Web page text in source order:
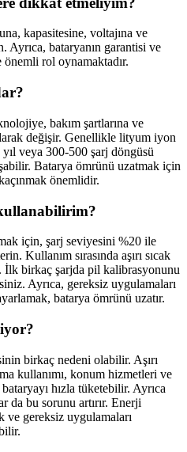
kapasitesine, voltajına ve
bataryanın garantisi ve
önemli rol oynamaktadır.
bakım şartlarına ve
değişir. Genellikle lityum iyon
veya 300-500 şarj döngüsü
Batarya ömrünü uzatmak için
önemlidir.
için, şarj seviyesini %20 ile
Kullanım sırasında aşırı sıcak
İlk birkaç şarjda pil kalibrasyonunu
Ayrıca, gereksiz uygulamaları
batarya ömrünü uzatır.
birkaç nedeni olabilir. Aşırı
kullanımı, konum hizmetleri ve
hızla tüketebilir. Ayrıca
da bu sorunu artırır. Enerji
ve gereksiz uygulamaları